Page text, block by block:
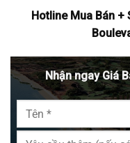
Hotline Mua Bán +
Nhận ngay Giá